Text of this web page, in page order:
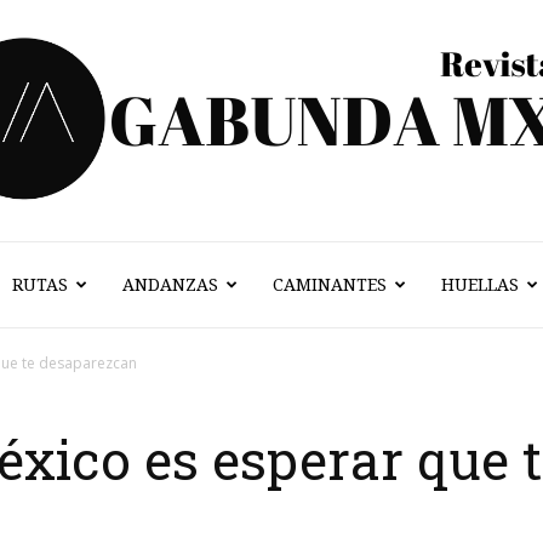
Vagabunda
RUTAS ANDANZAS CAMINANTES HUELLAS
te desaparezcan
es esperar que